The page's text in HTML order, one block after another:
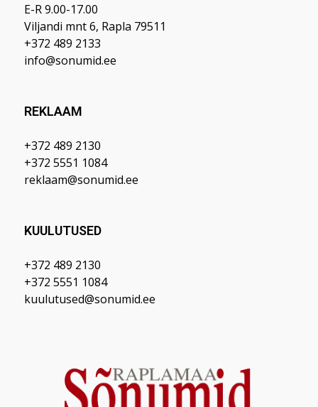
E-R 9.00-17.00
Viljandi mnt 6, Rapla 79511
+372 489 2133
info@sonumid.ee
REKLAAM
+372 489 2130
+372 5551 1084
reklaam@sonumid.ee
KUULUTUSED
+372 489 2130
+372 5551 1084
kuulutused@sonumid.ee